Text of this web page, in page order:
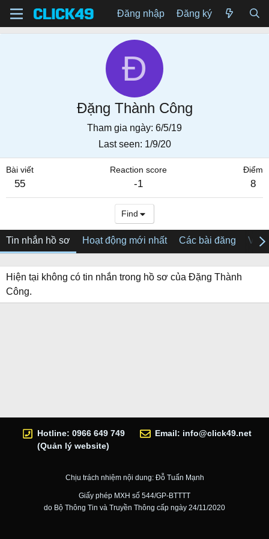
Đăng nhập Đăng ký
Đ
Đặng Thành Công
Tham gia ngày 6/5/19
Last seen 1/9/20
Bài viết
55
Reaction score
-1
Điểm
8
Find
Tin nhắn hồ sơ Hoạt động mới nhất Các bài đăng Về
Hiện tại không có tin nhắn trong hồ sơ của Đặng Thành
Công.
Hotline: 0966 649 749
(Quản lý website)
Email: info@click49.net
Chịu trách nhiệm nội dung: Đỗ Tuấn Mạnh
Giấy phép MXH số 544/GP-BTTTT
do Bộ Thông Tin và Truyền Thông cấp ngày 24/11/2020